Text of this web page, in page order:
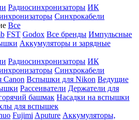
Радиосинхронизаторы ИК
Синхрокабели
Все
FST Godox Все бренды Импульсные
Аккумуляторы и зарядные
Радиосинхронизаторы ИК
Синхрокабели
Вспышки для Nikon Ведущие
Рассеиватели Держатели для
башмак Насадки на вспышки
для вспышек
Fujimi Aputure Аккумуляторы,